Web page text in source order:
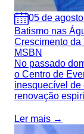
05 de
Batismo nas
Crescimento da
MSBN
No passado
o Centro de
inesquecível de
renovação
Ler mais →